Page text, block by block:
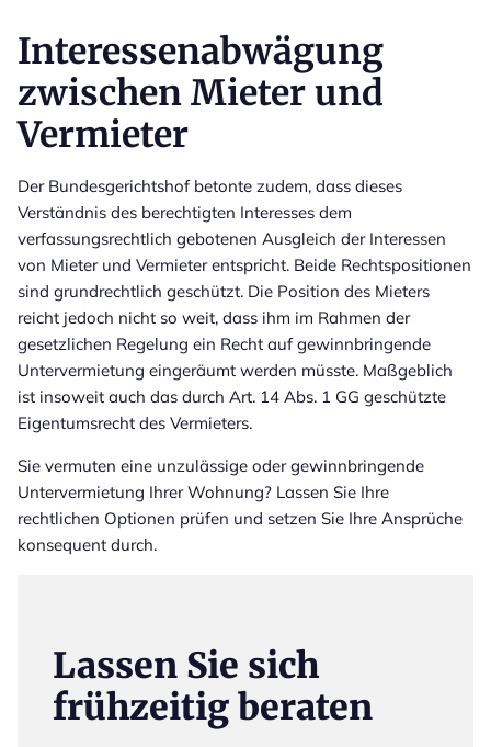
Interessenabwägung
zwischen Mieter und
Vermieter
Der Bundesgerichtshof betonte zudem, dass dieses
Verständnis des berechtigten Interesses dem
verfassungsrechtlich gebotenen Ausgleich der Interessen
von Mieter und Vermieter entspricht. Beide Rechtspositionen
sind grundrechtlich geschützt. Die Position des Mieters
reicht jedoch nicht so weit, dass ihm im Rahmen der
gesetzlichen Regelung ein Recht auf gewinnbringende
Untervermietung eingeräumt werden müsste. Maßgeblich
ist insoweit auch das durch Art. 14 Abs. 1 GG geschützte
Eigentumsrecht des Vermieters.
Sie vermuten eine unzulässige oder gewinnbringende
Untervermietung Ihrer Wohnung? Lassen Sie Ihre
rechtlichen Optionen prüfen und setzen Sie Ihre Ansprüche
konsequent durch.
Lassen Sie sich
frühzeitig beraten